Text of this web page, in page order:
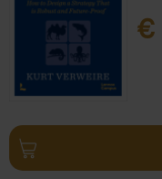
€